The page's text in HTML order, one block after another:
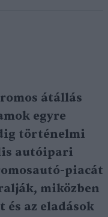
átállás
egyre
történelmi
autóipari
piacát
miközben
az eladások